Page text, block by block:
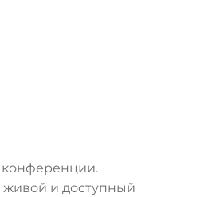
конференции.
живой и доступный